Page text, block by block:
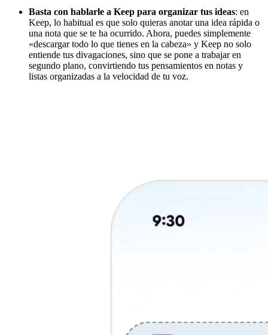
Basta con hablarle a Keep para organizar tus ideas: en
Keep, lo habitual es que solo quieras anotar una idea rápida o
una nota que se te ha ocurrido. Ahora, puedes simplemente
«descargar todo lo que tienes en la cabeza» y Keep no solo
entiende tus divagaciones, sino que se pone a trabajar en
segundo plano, convirtiendo tus pensamientos en notas y
listas organizadas a la velocidad de tu voz.